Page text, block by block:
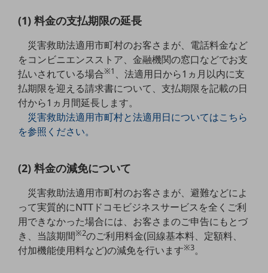
クラウド・データセンター
電話・映像コミュニケーション
セキュリティ
データ利活用
運用管理
業務支援・マーケティング
災害対策・BCP
(1) 料金の支払期限の延長
災害救助法適用市町村のお客さまが、電話料金など
をコンビニエンスストア、金融機関の窓口などでお支
払いされている場合※1 、法適用日から1ヵ月以内に支
払期限を迎える請求書について、支払期限を記載の日
付から1ヵ月間延長します。
災害救助法適用市町村と法適用日についてはこちら
を参照ください。
(2) 料金の減免について
災害救助法適用市町村のお客さまが、避難などによ
って実質的にNTTドコモビジネスサービスを全くご利
用できなかった場合には、お客さまのご申告にもとづ
き、当該期間※2のご利用料金(回線基本料、定額料、
付加機能使用料など)の減免を行います※3。